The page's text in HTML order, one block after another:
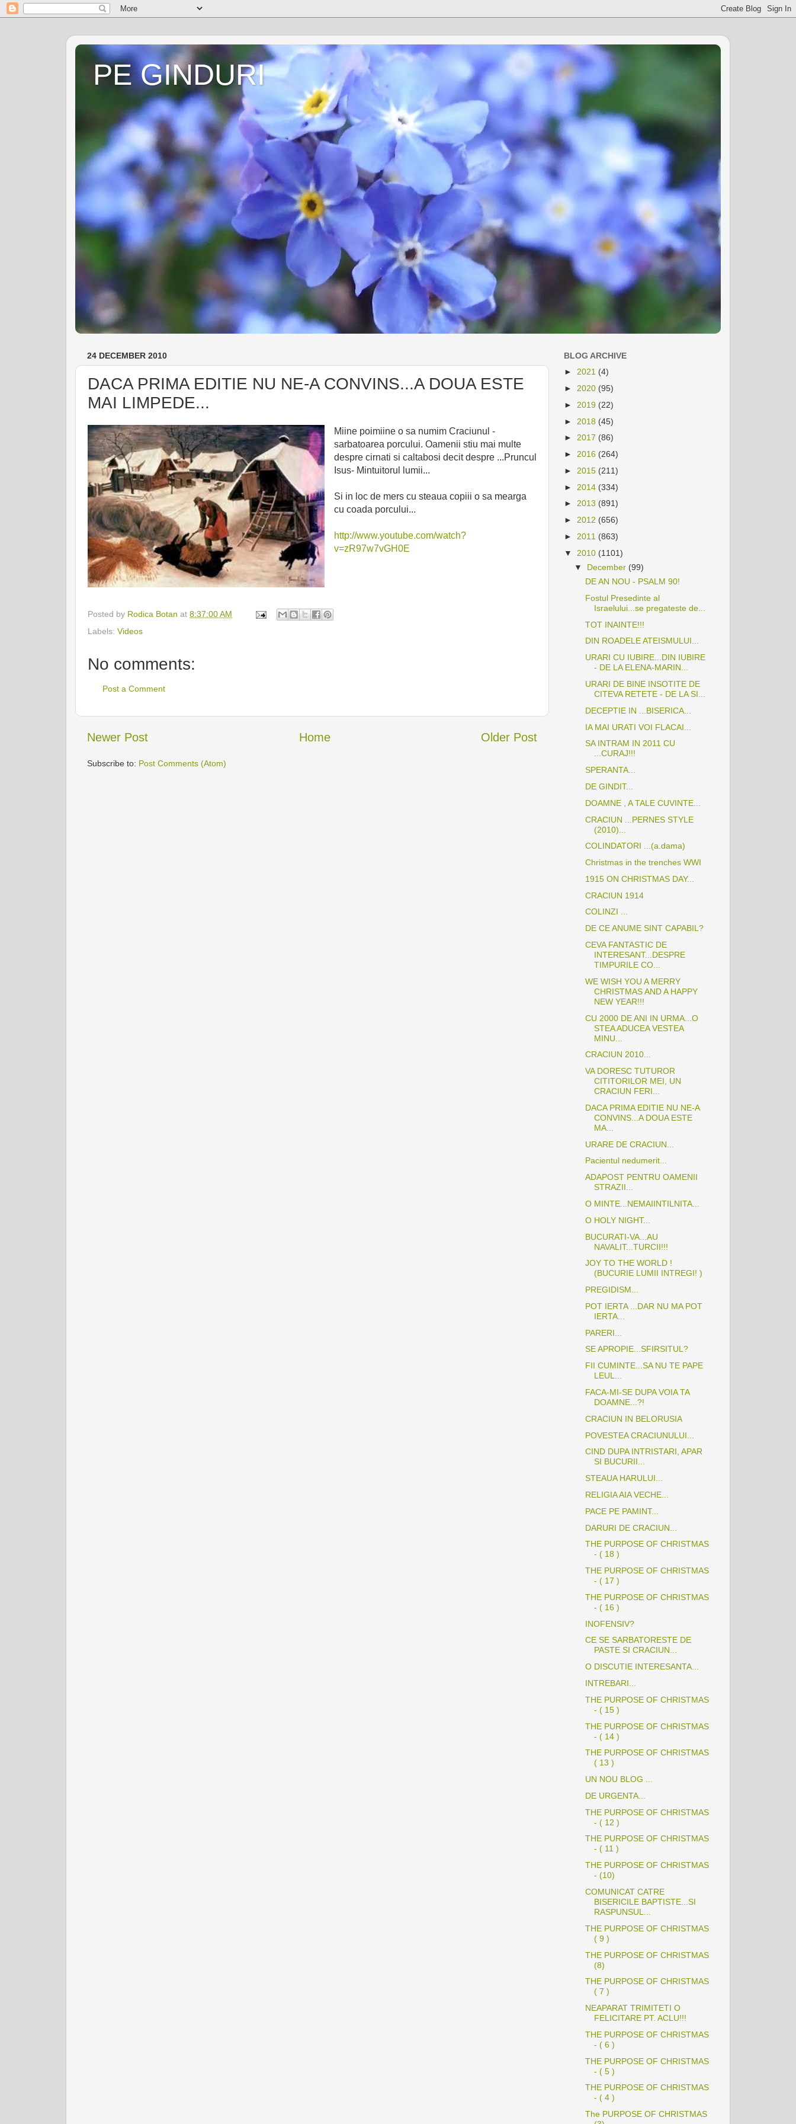
PE GINDURI
24 DECEMBER 2010
DACA PRIMA EDITIE NU NE-A CONVINS...A DOUA ESTE
MAI LIMPEDE...
Miine poimiine o sa numim Craciunul -
sarbatoarea porcului. Oamenii stiu mai multe
despre cirnati si caltabosi decit despre ...Pruncul
Isus- Mintuitorul lumii...
Si in loc de mers cu steaua copiii o sa mearga
cu coada porcului...
http://www.youtube.com/watch?
v=zR97w7vGH0E
Posted by Rodica Botan at 8:37:00 AM
Labels: Videos
No comments:
Post a Comment
Newer Post Older Post
Home
Subscribe to: Post Comments (Atom)
BLOG ARCHIVE
► 2021 (4)
► 2020 (95)
► 2019 (22)
► 2018 (45)
► 2017 (86)
► 2016 (264)
► 2015 (211)
► 2014 (334)
► 2013 (891)
► 2012 (656)
► 2011 (863)
▼ 2010 (1101)
▼ December (99)
DE AN NOU - PSALM 90!
Fostul Presedinte al
Israelului...se pregateste de...
TOT INAINTE!!!
DIN ROADELE ATEISMULUI...
URARI CU IUBIRE...DIN IUBIRE
- DE LA ELENA-MARIN...
URARI DE BINE INSOTITE DE
CITEVA RETETE - DE LA SI...
DECEPTIE IN ...BISERICA...
IA MAI URATI VOI FLACAI...
SA INTRAM IN 2011 CU
...CURAJ!!!
SPERANTA...
DE GINDIT...
DOAMNE , A TALE CUVINTE...
CRACIUN ...PERNES STYLE
(2010)...
COLINDATORI ...(a.dama)
Christmas in the trenches WWI
1915 ON CHRISTMAS DAY...
CRACIUN 1914
COLINZI ...
DE CE ANUME SINT CAPABIL?
CEVA FANTASTIC DE
INTERESANT...DESPRE
TIMPURILE CO...
WE WISH YOU A MERRY
CHRISTMAS AND A HAPPY
NEW YEAR!!!
CU 2000 DE ANI IN URMA...O
STEA ADUCEA VESTEA
MINU...
CRACIUN 2010...
VA DORESC TUTUROR
CITITORILOR MEI, UN
CRACIUN FERI...
DACA PRIMA EDITIE NU NE-A
CONVINS...A DOUA ESTE
MA...
URARE DE CRACIUN...
Pacientul nedumerit...
ADAPOST PENTRU OAMENII
STRAZII...
O MINTE...NEMAIINTILNITA...
O HOLY NIGHT...
BUCURATI-VA...AU
NAVALIT...TURCII!!!
JOY TO THE WORLD !
(BUCURIE LUMII INTREGI! )
PREGIDISM...
POT IERTA ...DAR NU MA POT
IERTA...
PARERI...
SE APROPIE...SFIRSITUL?
FII CUMINTE...SA NU TE PAPE
LEUL...
FACA-MI-SE DUPA VOIA TA
DOAMNE...?!
CRACIUN IN BELORUSIA
POVESTEA CRACIUNULUI...
CIND DUPA INTRISTARI, APAR
SI BUCURII...
STEAUA HARULUI...
RELIGIA AIA VECHE...
PACE PE PAMINT...
DARURI DE CRACIUN...
THE PURPOSE OF CHRISTMAS
- ( 18 )
THE PURPOSE OF CHRISTMAS
- ( 17 )
THE PURPOSE OF CHRISTMAS
- ( 16 )
INOFENSIV?
CE SE SARBATORESTE DE
PASTE SI CRACIUN...
O DISCUTIE INTERESANTA...
INTREBARI...
THE PURPOSE OF CHRISTMAS
- ( 15 )
THE PURPOSE OF CHRISTMAS
- ( 14 )
THE PURPOSE OF CHRISTMAS
( 13 )
UN NOU BLOG ...
DE URGENTA...
THE PURPOSE OF CHRISTMAS
- ( 12 )
THE PURPOSE OF CHRISTMAS
- ( 11 )
THE PURPOSE OF CHRISTMAS
- (10)
COMUNICAT CATRE
BISERICILE BAPTISTE...SI
RASPUNSUL...
THE PURPOSE OF CHRISTMAS
( 9 )
THE PURPOSE OF CHRISTMAS
(8)
THE PURPOSE OF CHRISTMAS
( 7 )
NEAPARAT TRIMITETI O
FELICITARE PT. ACLU!!!
THE PURPOSE OF CHRISTMAS
- ( 6 )
THE PURPOSE OF CHRISTMAS
- ( 5 )
THE PURPOSE OF CHRISTMAS
- ( 4 )
The PURPOSE OF CHRISTMAS